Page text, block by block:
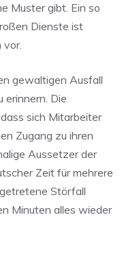
Muster gibt. Ein so
Dienste ist
vor.
gewaltigen Ausfall
erinnern. Die
sich Mitarbeiter
Zugang zu ihren
Aussetzer der
Zeit für mehrere
Störfall
Minuten alles wieder